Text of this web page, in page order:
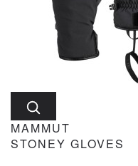
MAMMUT
STONEY GLOVES